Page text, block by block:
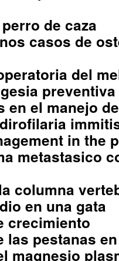
de caza
casos de
del
en el manejo
in the
metastasico
columna
en una gata
crecimiento
las pestanas
magnesio